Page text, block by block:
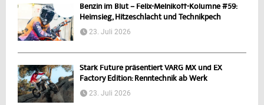
Benzin im Blut – Felix-Melnikoff-Kolumne #59:
Heimsieg, Hitzeschlacht und Technikpech
23. Juli 2026
Stark Future präsentiert VARG MX und EX
Factory Edition: Renntechnik ab Werk
23. Juli 2026